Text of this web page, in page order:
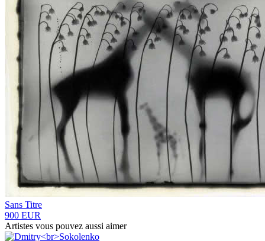
Sans Titre
900 EUR
Artistes vous pouvez aussi aimer